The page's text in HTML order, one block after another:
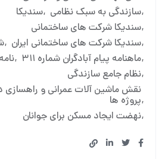
سازندگی به سبک نظامی سندیکا
سندیکا شرکت های ساختمانی
سندیکا شرکت های ساختمانی ایران
ماهنامه پیام آبادگران شماره ۳۱۱
نظام جامع سازندگی
نقش ماشین آلات عمرانی و
پروژه ها
نهضت ایجاد مسکن برای جوانان